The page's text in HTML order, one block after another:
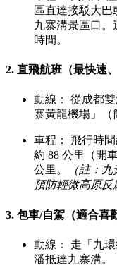
區直達接駁大巴
九寨溝景區口。
時間。
2. 直飛航班（最快速
動線： 從成都
寨黃龍機場」（
車程： 飛行時
約 88 公里（開
公里。
（註：
預防輕微高原反
3. 包車/自駕（適合喜
動線： 走「九
潘抵達九寨溝。